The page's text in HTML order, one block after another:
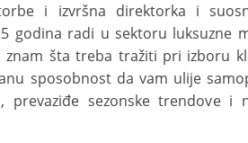
i izvršna direktorka i
godina radi u sektoru luksuzne
šta treba tražiti pri izboru
sposobnost da vam ulije
prevaziđe sezonske trendove